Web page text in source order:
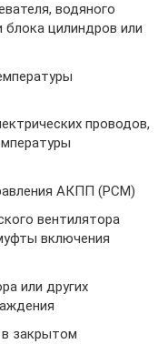
водяного
блока цилиндров или
проводов,
АКПП (PCM)
вентилятора
включения
или других
закрытом